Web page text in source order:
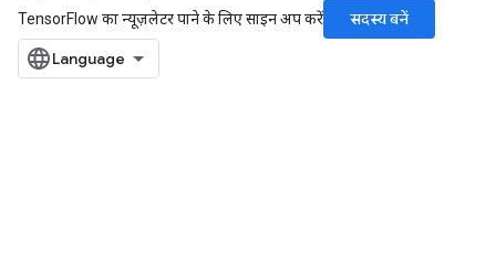
TensorFlow का न्यूज़लेटर पाने के लिए साइन अप करें
सदस्य बनें